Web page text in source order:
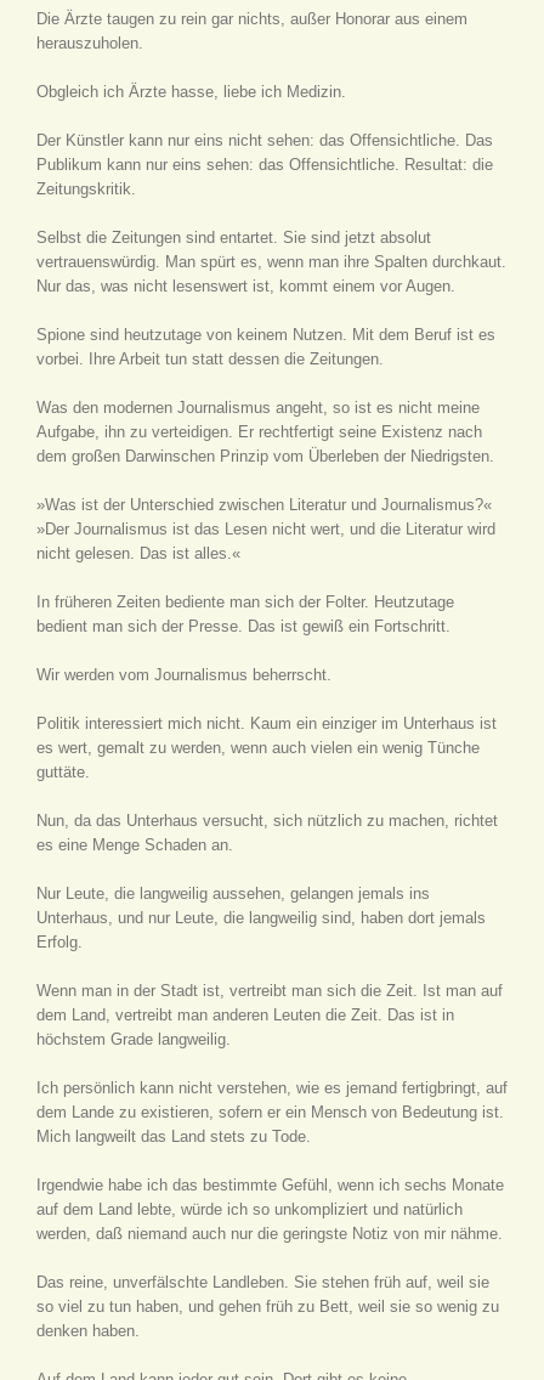
Die Ärzte taugen zu rein gar nichts, außer Honorar aus einem
herauszuholen.
Obgleich ich Ärzte hasse, liebe ich Medizin.
Der Künstler kann nur eins nicht sehen: das Offensichtliche. Das
Publikum kann nur eins sehen: das Offensichtliche. Resultat: die
Zeitungskritik.
Selbst die Zeitungen sind entartet. Sie sind jetzt absolut
vertrauenswürdig. Man spürt es, wenn man ihre Spalten durchkaut.
Nur das, was nicht lesenswert ist, kommt einem vor Augen.
Spione sind heutzutage von keinem Nutzen. Mit dem Beruf ist es
vorbei. Ihre Arbeit tun statt dessen die Zeitungen.
Was den modernen Journalismus angeht, so ist es nicht meine
Aufgabe, ihn zu verteidigen. Er rechtfertigt seine Existenz nach
dem großen Darwinschen Prinzip vom Überleben der Niedrigsten.
»Was ist der Unterschied zwischen Literatur und Journalismus?«
»Der Journalismus ist das Lesen nicht wert, und die Literatur wird
nicht gelesen. Das ist alles.«
In früheren Zeiten bediente man sich der Folter. Heutzutage
bedient man sich der Presse. Das ist gewiß ein Fortschritt.
Wir werden vom Journalismus beherrscht.
Politik interessiert mich nicht. Kaum ein einziger im Unterhaus ist
es wert, gemalt zu werden, wenn auch vielen ein wenig Tünche
guttäte.
Nun, da das Unterhaus versucht, sich nützlich zu machen, richtet
es eine Menge Schaden an.
Nur Leute, die langweilig aussehen, gelangen jemals ins
Unterhaus, und nur Leute, die langweilig sind, haben dort jemals
Erfolg.
Wenn man in der Stadt ist, vertreibt man sich die Zeit. Ist man auf
dem Land, vertreibt man anderen Leuten die Zeit. Das ist in
höchstem Grade langweilig.
Ich persönlich kann nicht verstehen, wie es jemand fertigbringt, auf
dem Lande zu existieren, sofern er ein Mensch von Bedeutung ist.
Mich langweilt das Land stets zu Tode.
Irgendwie habe ich das bestimmte Gefühl, wenn ich sechs Monate
auf dem Land lebte, würde ich so unkompliziert und natürlich
werden, daß niemand auch nur die geringste Notiz von mir nähme.
Das reine, unverfälschte Landleben. Sie stehen früh auf, weil sie
so viel zu tun haben, und gehen früh zu Bett, weil sie so wenig zu
denken haben.